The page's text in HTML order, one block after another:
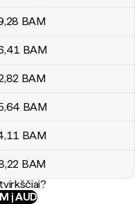
,28 BAM
,41 BAM
,82 BAM
,64 BAM
,11 BAM
,22 BAM
į AUD